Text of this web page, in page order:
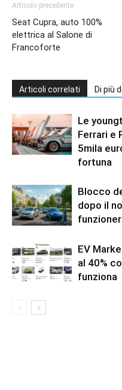
Articolo precedente
Seat Cupra, auto 100%
elettrica al Salone di
Francoforte
Articoli correlati Di più
Le
Ferrari e
5mila
fortuna
Blocco
dopo il
EV
al 40%
funziona